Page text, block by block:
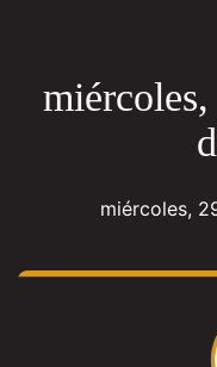
miércoles,